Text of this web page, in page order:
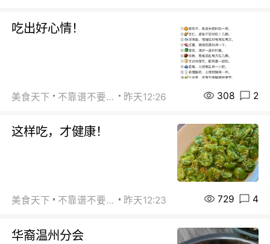
吃出好心情！
美食天下 不靠谱不要联系 昨天12:26 308 2
这样吃，才健康！
美食天下 不靠谱不要联系 昨天12:23 729 4
华裔温州分会